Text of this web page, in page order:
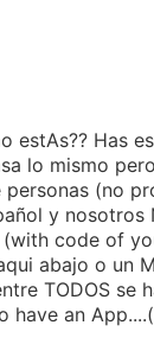
estAs?? Has
lo mismo
(no
y nosotros
(with code of
abajo o un
TODOS
have an